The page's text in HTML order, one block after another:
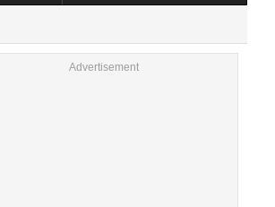
Advertisement